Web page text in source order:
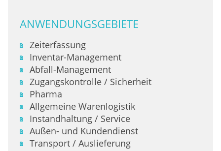
ANWENDUNGSGEBIETE
Zeiterfassung
Inventar-Management
Abfall-Management
Zugangskontrolle / Sicherheit
Pharma
Allgemeine Warenlogistik
Instandhaltung / Service
Außen- und Kundendienst
Transport / Auslieferung